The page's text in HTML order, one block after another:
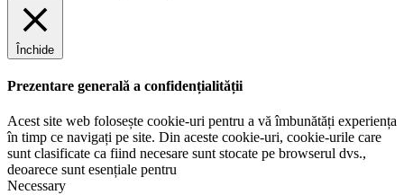
Închide
Prezentare generală a confidențialității
Acest site web folosește cookie-uri pentru a vă îmbunătăți experiența
în timp ce navigați pe site. Din aceste cookie-uri, cookie-urile care
sunt clasificate ca fiind necesare sunt stocate pe browserul dvs.,
deoarece sunt esențiale pentru
Necessary